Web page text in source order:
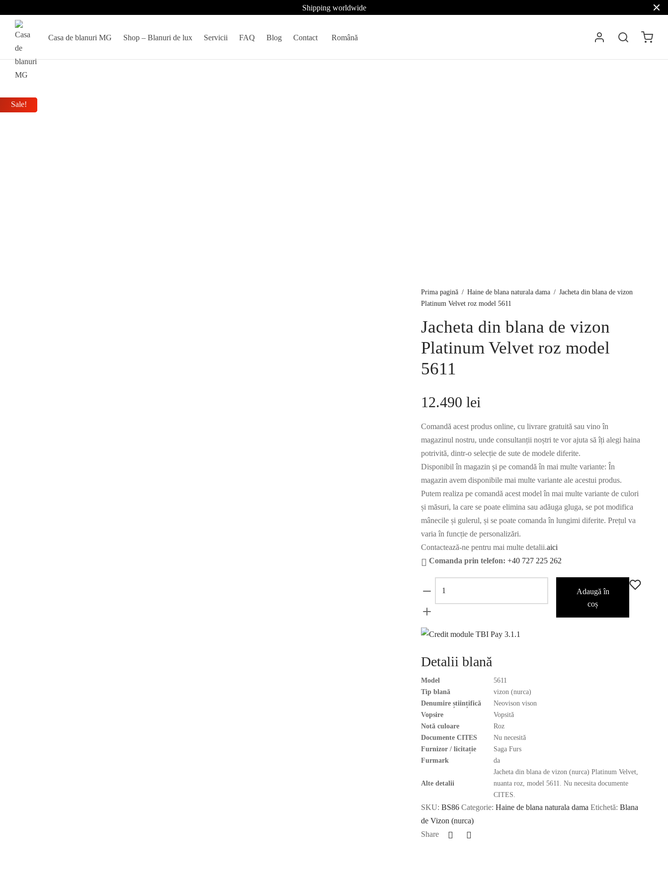
Shipping worldwide
Casa de blanuri MG Shop – Blanuri de lux Servicii FAQ Blog Contact Română
Prima pagină / Haine de blana naturala dama / Jacheta din blana de vizon
Platinum Velvet roz model 5611
Jacheta din blana de vizon
Platinum Velvet roz model
5611
12.490 lei
Comandă acest produs online, cu livrare gratuită sau vino în
magazinul nostru, unde consultanții noștri te vor ajuta să îți alegi haina
potrivită, dintr-o selecție de sute de modele diferite.
Disponibil în magazin și pe comandă în mai multe variante: În
magazin avem disponibile mai multe variante ale acestui produs.
Putem realiza pe comandă acest model în mai multe variante de culori
și măsuri, la care se poate elimina sau adăuga gluga, se pot modifica
mânecile și gulerul, și se poate comanda în lungimi diferite. Prețul va
varia în funcție de personalizări.
Contactează-ne pentru mai multe detalii.aici
Comanda prin telefon: +40 727 225 262
Adaugă în
coș
Detalii blană
Model
5611
Tip blană
vizon (nurca)
Denumire științifică
Neovison vison
Vopsire
Vopsită
Notă culoare
Roz
Documente CITES
Nu necesită
Furnizor / licitație
Saga Furs
Furmark
da
Alte detalii
Jacheta din blana de vizon (nurca) Platinum Velvet,
nuanta roz, model 5611. Nu necesita documente
CITES.
SKU: BS86 Categorie: Haine de blana naturala dama Etichetă: Blana
de Vizon (nurca)
Share
Sale!
Sale!